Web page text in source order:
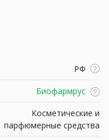
РФ
Биофармрус
Косметические и
парфюмерные средства